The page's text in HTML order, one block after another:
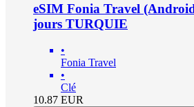
eSIM Fonia Travel
jours TURQUIE
•
Fonia Travel
•
Clé
10.87 EUR